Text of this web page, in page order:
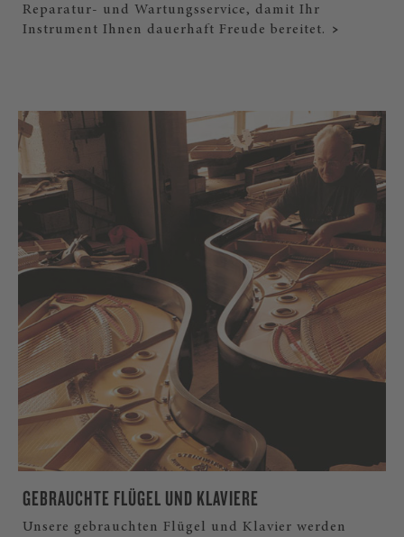
Reparatur- und Wartungsservice, damit Ihr
Instrument Ihnen dauerhaft Freude bereitet.
GEBRAUCHTE FLÜGEL UND KLAVIERE
Unsere gebrauchten Flügel und Klavier werden